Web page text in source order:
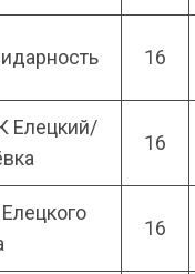
16
Елецкий/
16
16